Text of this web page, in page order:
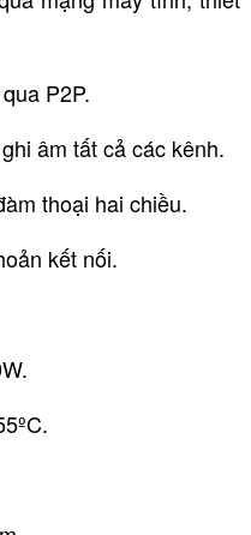
P2P.
âm tất cả các kênh.
thoại hai chiều.
kết nối.